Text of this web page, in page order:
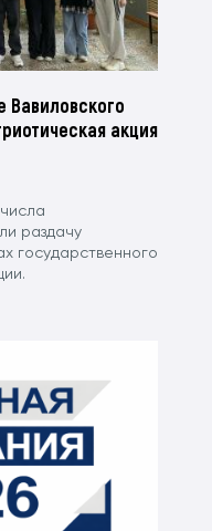
Вавиловского
акция
раздачу
государственного